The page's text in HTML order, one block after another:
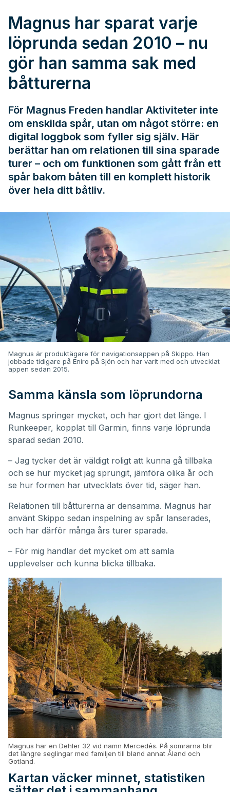
Magnus har sparat varje
löprunda sedan 2010 – nu
gör han samma sak med
båtturerna
För Magnus Freden handlar Aktiviteter inte
om enskilda spår, utan om något större: en
digital loggbok som fyller sig själv. Här
berättar han om relationen till sina sparade
turer – och om funktionen som gått från ett
spår bakom båten till en komplett historik
över hela ditt båtliv.
Magnus är produktägare för navigationsappen på Skippo. Han
jobbade tidigare på Eniro på Sjön och har varit med och utvecklat
appen sedan 2015.
Samma känsla som löprundorna
Magnus springer mycket, och har gjort det länge. I
Runkeeper, kopplat till Garmin, finns varje löprunda
sparad sedan 2010.
– Jag tycker det är väldigt roligt att kunna gå tillbaka
och se hur mycket jag sprungit, jämföra olika år och
se hur formen har utvecklats över tid, säger han.
Relationen till båtturerna är densamma. Magnus har
använt Skippo sedan inspelning av spår lanserades,
och har därför många års turer sparade.
– För mig handlar det mycket om att samla
upplevelser och kunna blicka tillbaka.
Magnus har en Dehler 32 vid namn Mercedés. På somrarna blir
det längre seglingar med familjen till bland annat Åland och
Gotland.
Kartan väcker minnet, statistiken